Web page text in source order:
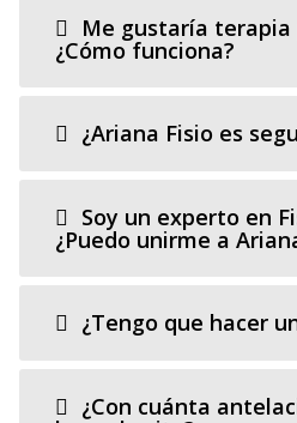
Me gustaría
¿Cómo funciona?
¿Ariana Fisio es
Soy un experto en
¿Puedo unirme a
¿Tengo que hacer
¿Con cuánta